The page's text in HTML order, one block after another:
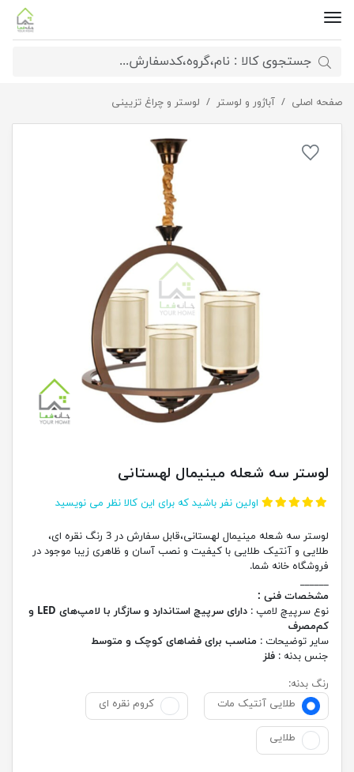
صفحه اصلی آباژور و لوستر لوستر و چراغ تزیینیلوستر سه شعله مینیمال لهستانی
لوستر سه شعله مینیمال لهستانی
اولین نفر باشید که برای این کالا نظر می نویسید
لوستر سه شعله مینیمال لهستانی،قابل سفارش در 3 رنگ نقره ای،
طلایی و آنتیک طلایی با کیفیت و نصب آسان و ظاهری زیبا موجود در
فروشگاه خانه شما.
______
مشخصات فنی :
نوع سرپیچ لامپ :
دارای سرپیچ استاندارد و سازگار با لامپ‌های LED و
کم‌مصرف
سایر توضیحات : مناسب برای فضاهای کوچک و متوسط
جنس بدنه : فلز
رنگ بدنه:
طلایی آنتیک مات
کروم نقره ای
طلایی